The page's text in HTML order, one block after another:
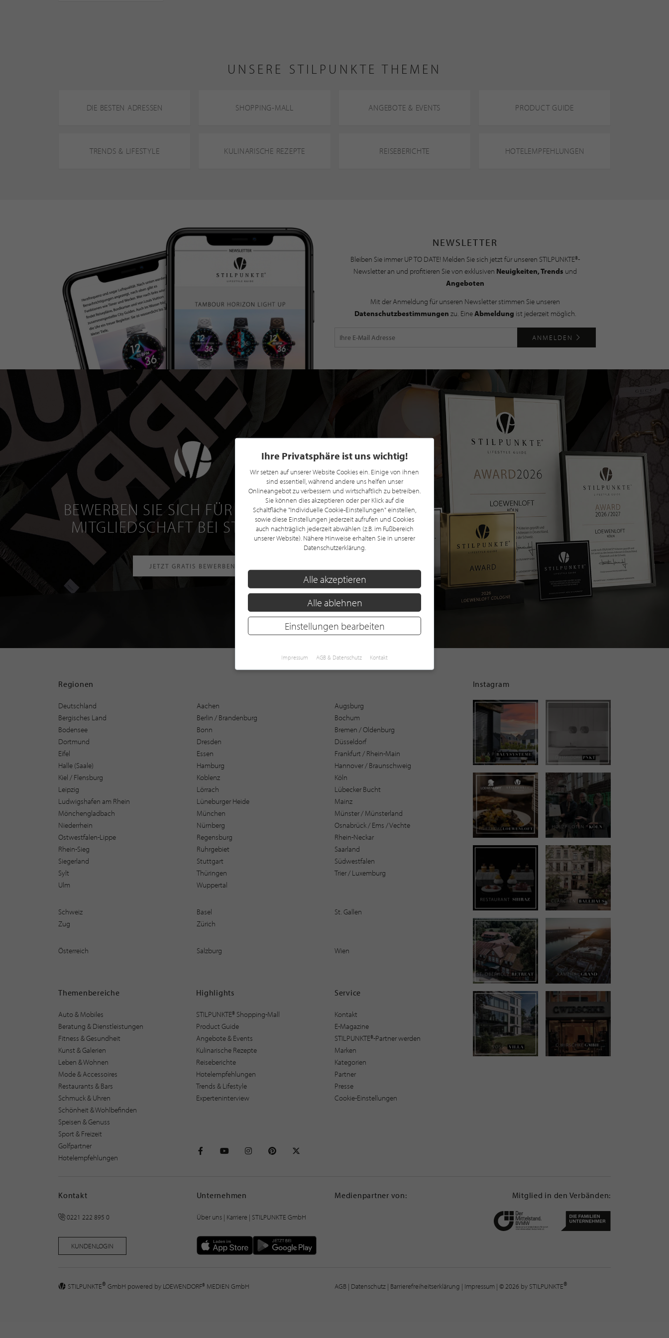
UNSERE STILPUNKTE THEMEN
DIE BESTEN ADRESSEN SHOPPING-MALL ANGEBOTE & EVENTS PRODUCT GUIDE
TRENDS & LIFESTYLE KULINARISCHE REZEPTE REISEBERICHTE HOTELEMPFEHLUNGEN
NEWSLETTER
Bleiben Sie immer UP TO DATE! Melden Sie sich jetzt für unseren STILPUNKTE®-
Newsletter an und profitieren Sie von exklusiven Neuigkeiten, Trends und
Angeboten
Mit der Anmeldung für unseren Newsletter stimmen Sie unseren
Datenschutzbestimmungen zu. EineAbmeldung ist jederzeit möglich.
ANMELDEN
BEWERBEN SIE SICH FÜR EINE GRATIS
MITGLIEDSCHAFT BEI STILPUNKTE®
JETZT GRATIS BEWERBEN
Regionen
Deutschland Aachen
Augsburg
Bergisches Land
Berlin / Brandenburg
Bochum
Bodensee
Bonn
Bremen / Oldenburg
Dortmund
Dresden
Düsseldorf
Eifel
Essen
Frankfurt / Rhein-Main
Halle (Saale)
Hamburg
Hannover / Braunschweig
Kiel / Flensburg
Koblenz
Köln
Leipzig
Lörrach
Lübecker Bucht
Ludwigshafen am Rhein
Lüneburger Heide
Mainz
Mönchengladbach
München
Münster / Münsterland
Niederrhein
Nürnberg
Osnabrück / Ems / Vechte
Ostwestfalen-Lippe
Regensburg
Rhein-Neckar
Rhein-Sieg
Ruhrgebiet
Saarland
Siegerland
Stuttgart
Südwestfalen
Sylt
Thüringen
Trier / Luxemburg
Ulm
Wuppertal
Schweiz Basel
St. Gallen
Zug
Zürich
Österreich Salzburg Wien
Themenbereiche
Auto & Mobiles
Beratung & Dienstleistungen
Fitness & Gesundheit
Kunst & Galerien
Leben & Wohnen
Mode & Accessoires
Restaurants & Bars
Schmuck & Uhren
Schönheit & Wohlbefinden
Speisen & Genuss
Sport & Freizeit
Golfpartner
Hotelempfehlungen
Highlights
STILPUNKTE® Shopping-Mall
Product Guide
Angebote & Events
Kulinarische Rezepte
Reiseberichte
Hotelempfehlungen
Trends & Lifestyle
Experteninterview
Service
Kontakt
E-Magazine
STILPUNKTE®-Partner werden
Marken
Kategorien
Partner
Presse
Cookie-Einstellungen
Instagram
Kontakt
0221 222 895 0
KUNDENLOGIN
Unternehmen
Über uns| Karriere | STILPUNKTE GmbH
Medienpartner von: Mitglied in den Verbänden:
STILPUNKTE® GmbH powered by LOEWENDORF® MEDIEN GmbH AGB | Datenschutz | Barrierefreiheitserklärung | Impressum | © 2026 by STILPUNKTE®
Ihre Privatsphäre ist uns wichtig!
Wir setzen auf unserer Website Cookies ein. Einige von ihnen
sind essentiell, während andere uns helfen unser
Onlineangebot zu verbessern und wirtschaftlich zu betreiben.
Sie können dies akzeptieren oder per Klick auf die
Schaltfläche "Individuelle Cookie-Einstellungen" einstellen,
sowie diese Einstellungen jederzeit aufrufen und Cookies
auch nachträglich jederzeit abwählen (z.B. im Fußbereich
unserer Website). Nähere Hinweise erhalten Sie in unserer
Datenschutzerklärung.
Alle akzeptieren
Alle ablehnen
Einstellungen bearbeiten
Impressum AGB & Datenschutz Kontakt